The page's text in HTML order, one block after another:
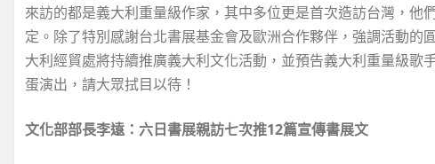
來訪的都是義大利重量級作家，其中多位更是首次造訪台灣，他
定。除了特別感謝台北書展基金會及歐洲合作夥伴，強調活動的
大利經貿處將持續推廣義大利文化活動，並預告義大利重量級
蛋演出，請大眾拭目以待！
文化部部長李遠：六日書展親訪七次推12篇宣傳書展文